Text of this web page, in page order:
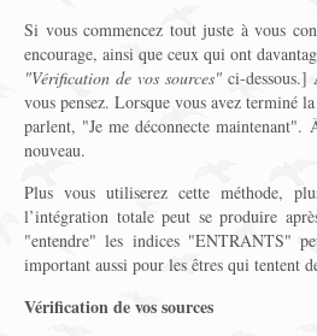
Si vous commencez tout juste à vous
encourage, ainsi que ceux qui ont
"Vérification de vos sources" ci-dessous.]
vous pensez. Lorsque vous avez terminé
parlent, "Je me déconnecte
nouveau.
Plus vous utiliserez cette méthode,
l’intégration totale peut se produire
"entendre" les indices "ENTRANTS"
important aussi pour les êtres qui tentent
Vérification de vos sources